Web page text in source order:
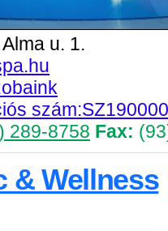
u. 1.
289-8758 Fax:
& Wellness